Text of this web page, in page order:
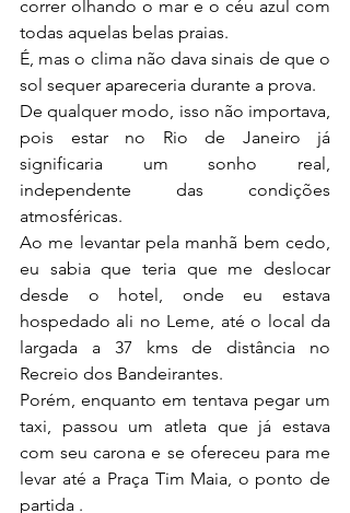
correr olhando o mar e o céu azul com
todas aquelas belas praias.
É, mas o clima não dava sinais de que o
sol sequer apareceria durante a prova.
De qualquer modo, isso não importava,
pois estar no Rio de Janeiro já
significaria um sonho real,
independente das condições
atmosféricas.
Ao me levantar pela manhã bem cedo,
eu sabia que teria que me deslocar
desde o hotel, onde eu estava
hospedado ali no Leme, até o local da
largada a 37 kms de distância no
Recreio dos Bandeirantes.
Porém, enquanto em tentava pegar um
taxi, passou um atleta que já estava
com seu carona e se ofereceu para me
levar até a Praça Tim Maia, o ponto de
partida .